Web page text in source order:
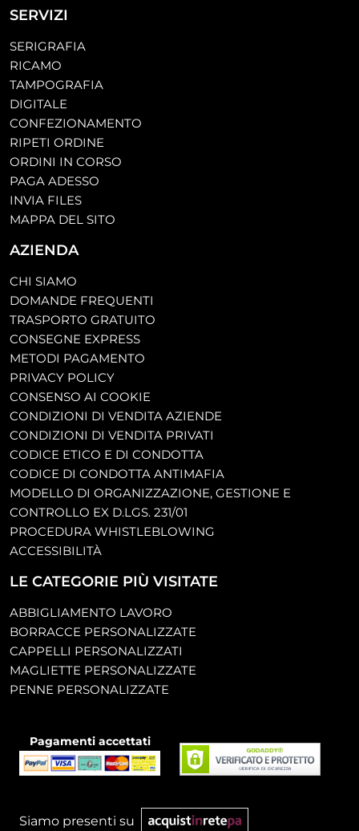
SERVIZI
SERIGRAFIA
RICAMO
TAMPOGRAFIA
DIGITALE
CONFEZIONAMENTO
RIPETI ORDINE
ORDINI IN CORSO
PAGA ADESSO
INVIA FILES
MAPPA DEL SITO
AZIENDA
CHI SIAMO
DOMANDE FREQUENTI
TRASPORTO GRATUITO
CONSEGNE EXPRESS
METODI PAGAMENTO
PRIVACY POLICY
CONSENSO AI COOKIE
CONDIZIONI DI VENDITA AZIENDE
CONDIZIONI DI VENDITA PRIVATI
CODICE ETICO E DI CONDOTTA
CODICE DI CONDOTTA ANTIMAFIA
MODELLO DI ORGANIZZAZIONE, GESTIONE E
CONTROLLO EX D.LGS. 231/01
PROCEDURA WHISTLEBLOWING
ACCESSIBILITÀ
LE CATEGORIE PIÙ VISITATE
ABBIGLIAMENTO LAVORO
BORRACCE PERSONALIZZATE
CAPPELLI PERSONALIZZATI
MAGLIETTE PERSONALIZZATE
PENNE PERSONALIZZATE
Pagamenti accettati
Siamo presenti su